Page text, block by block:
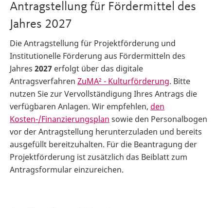
Antragstellung für Fördermittel des
Jahres 2027
Die Antragstellung für Projektförderung und
Institutionelle Förderung aus Fördermitteln des
Jahres 2027 erfolgt über das digitale
Antragsverfahren ZuMA² - Kulturförderung. Bitte
nutzen Sie zur Vervollständigung Ihres Antrags die
verfügbaren Anlagen. Wir empfehlen, den
Kosten-/Finanzierungsplan sowie den Personalbogen
vor der Antragstellung herunterzuladen und bereits
ausgefüllt bereitzuhalten. Für die Beantragung der
Projektförderung ist zusätzlich das Beiblatt zum
Antragsformular einzureichen.